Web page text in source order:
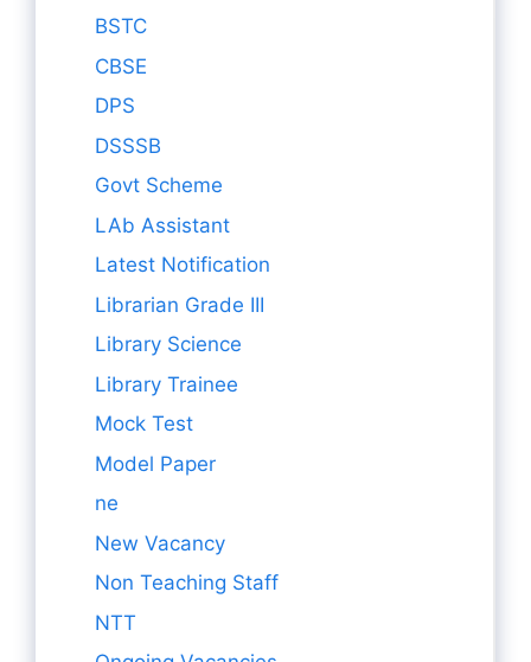
BSTC
CBSE
DPS
DSSSB
Govt Scheme
LAb Assistant
Latest Notification
Librarian Grade III
Library Science
Library Trainee
Mock Test
Model Paper
ne
New Vacancy
Non Teaching Staff
NTT